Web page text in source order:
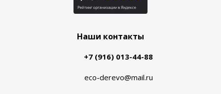
Наши контакты
+7 (916) 013-44-88
eco-derevo@mail.ru